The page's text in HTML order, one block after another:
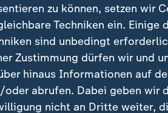
zu können, setzen wir
Techniken ein. Einige
sind unbedingt
Zustimmung dürfen wir und
hinaus Informationen auf
oder abrufen. Dabei geben wir
nicht an Dritte weiter,